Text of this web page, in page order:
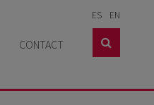
CONTACT
ES EN
